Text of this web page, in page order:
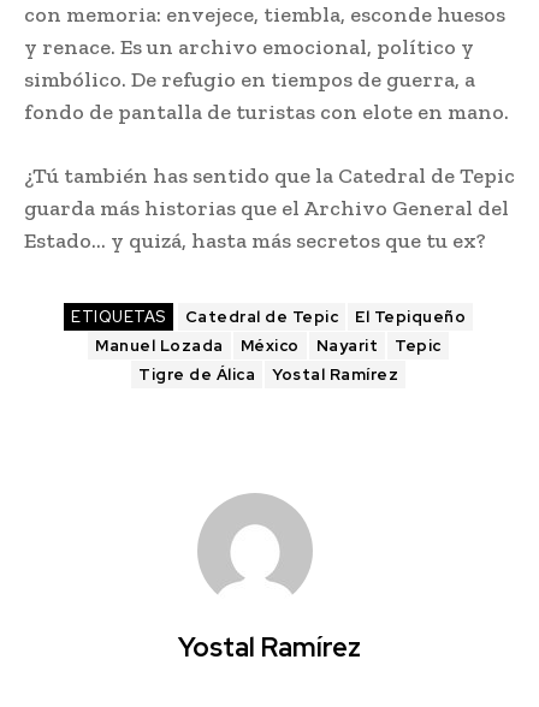
con memoria: envejece, tiembla, esconde huesos
y renace. Es un archivo emocional, político y
simbólico. De refugio en tiempos de guerra, a
fondo de pantalla de turistas con elote en mano.
¿Tú también has sentido que la Catedral de Tepic
guarda más historias que el Archivo General del
Estado… y quizá, hasta más secretos que tu ex?
ETIQUETAS Catedral de Tepic
El Tepiqueño
Manuel Lozada
México Nayarit
Tepic
Tigre de Álica
Yostal Ramírez
Yostal Ramírez